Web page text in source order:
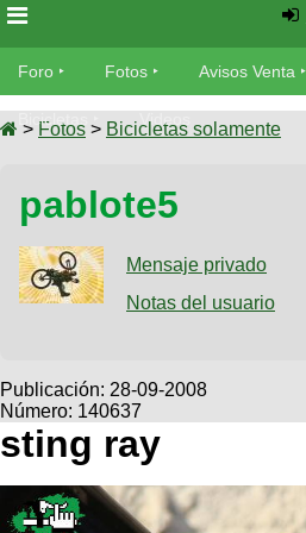
Foro
Foro
MecÃ¡nica
Fotos
SUBÃ
Galeria
Bicicletas
Viajes
Descenso
Dirt
Avisos
Ventas
SUBÃ
Buscar
Ultimos
Fotos
BicicleterÃ­
Bicicletas
Tandem
Videos
Cicloturismo
Foro Fotos Avisos Venta
Bicicletas Videos
> Fotos > Bicicletas solamente
pablote5
Mensaje privado
Notas del usuario
Publicación: 28-09-2008
Número: 140637
sting ray